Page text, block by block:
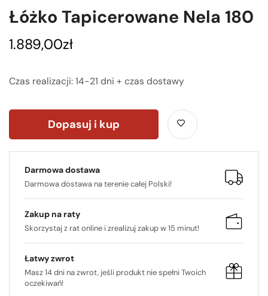
Łóżko Tapicerowane Nela 180
1.889,00zł
Czas realizacji: 14-21 dni + czas dostawy
Dopasuj i kup
Darmowa dostawa
Darmowa dostawa na terenie całej Polski!
Zakup na raty
Skorzystaj z rat online i zrealizuj zakup w 15 minut!
Łatwy zwrot
Masz 14 dni na zwrot, jeśli produkt nie spełni Twoich
oczekiwań!